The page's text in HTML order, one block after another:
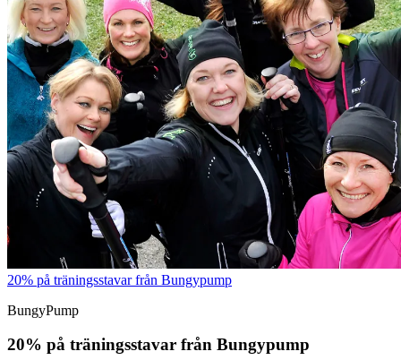
20% på träningsstavar från Bungypump
BungyPump
20% på träningsstavar från Bungypump